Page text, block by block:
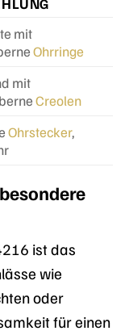
mit
Ohrringe
mit
Creolen
Ohrstecker,
ist das
wie
oder
für einen